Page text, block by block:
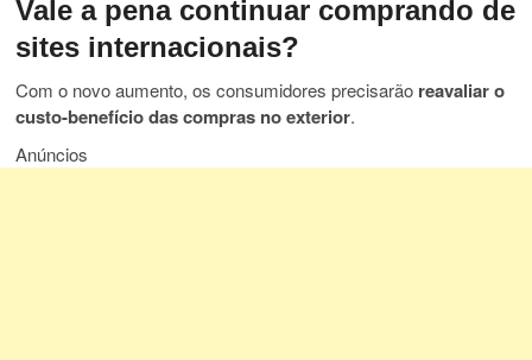
Vale a pena continuar comprando de
sites internacionais?
Com o novo aumento, os consumidores precisarão reavaliar o
custo-benefício das compras no exterior.
Anúncios